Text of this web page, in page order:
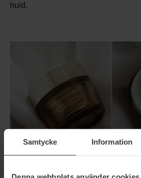
Samtycke Information
huid.